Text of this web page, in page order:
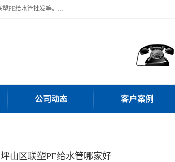
深圳市宝安区沙井街道浩丰胶管商行主营产品：联塑批发、联塑管批发、联塑总代理、联塑总经销、联塑HDPE波纹管批发、联塑PE给水管批发等。凭借服务以及多年的勤奋拼搏，发展成为一家销售各种管材管件，绝缘电工套管及配件等系列产品的贸易公司。公司秉承“顾客至上，锐意进取”的经营理念，坚持“客户至上”原则为广大客户提供的服务。欢迎惠顾！
公司动态 客户案例
坪山区联塑PE给水管哪家好